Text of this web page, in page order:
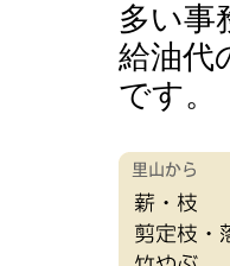
多い事
給油代
です。